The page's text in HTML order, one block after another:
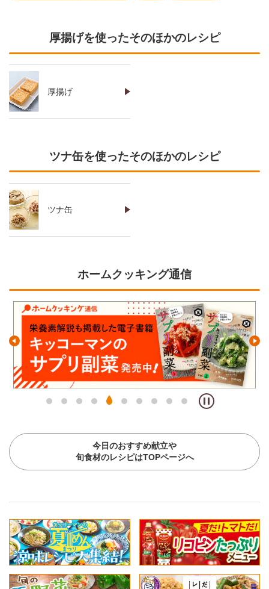
厚揚げを使ったそのほかのレシピ
厚揚げ
ツナ缶を使ったそのほかのレシピ
ツナ缶
ホームクッキング通信
今日のおすすめ献立や
旬食材のレシピはTOPページへ